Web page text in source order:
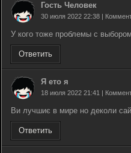
Гость Человек
30 июля 2022 22:38 |
У кого тоже проблемы с
Ответить
Я ето я
18 июля 2022 21:41 |
Ви лучшиє в мире но деколи
Ответить